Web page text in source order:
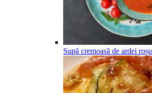
Supă cremoasă de ardei roșu